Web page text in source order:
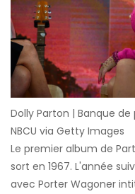
Dolly Parton | Banque
NBCU via Getty Images
Le premier album de
sort en 1967. L'année
avec Porter Wagoner